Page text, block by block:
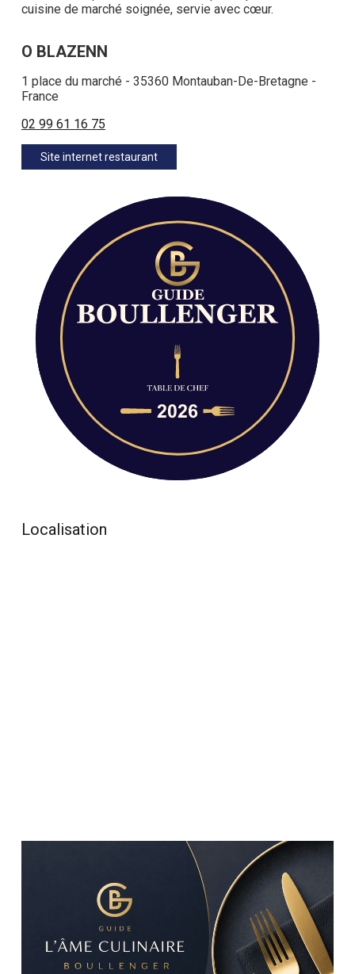
cuisine de marché soignée, servie avec cœur.
O BLAZENN
1 place du marché - 35360 Montauban-De-Bretagne -
France
02 99 61 16 75
Site internet restaurant
Localisation